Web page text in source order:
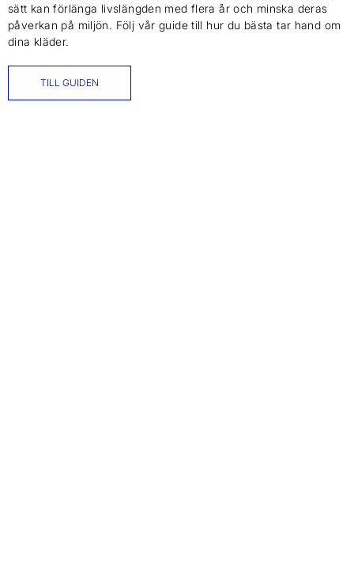
sätt kan förlänga livslängden med flera år och minska deras
påverkan på miljön. Följ vår guide till hur du bästa tar hand om
dina kläder.
TILL GUIDEN